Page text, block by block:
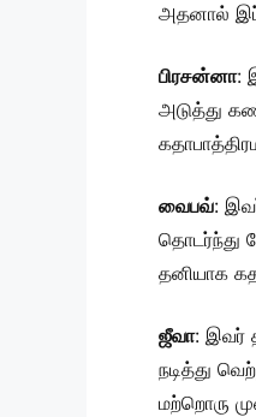
அதனால்
பிரசன்னா:
அடுத்து
வைபவ்:
தொடர்ந்து
தனியாக
ஜீவா: இவர்
நடித்து
மற்றொரு